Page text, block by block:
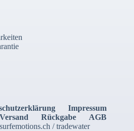
Impressum
Versand Rückgabe
AGB
/ tradewater